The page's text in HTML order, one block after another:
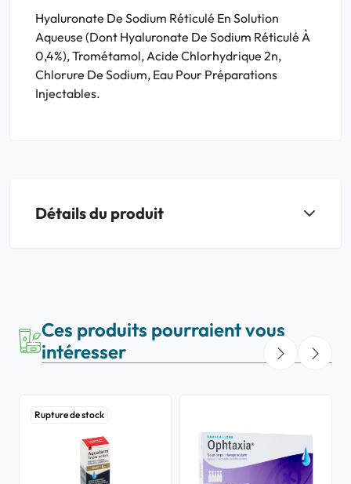
Hyaluronate De Sodium Réticulé En Solution
Aqueuse (Dont Hyaluronate De Sodium Réticulé À
0,4%), Trométamol, Acide Chlorhydrique 2n,
Chlorure De Sodium, Eau Pour Préparations
Injectables.
Détails du produit
Ces produits pourraient vous
intéresser
Rupture de stock